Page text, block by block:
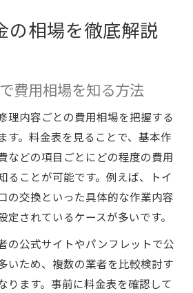
ナンス業者の信頼性を見抜く
から見る安心できる依頼先選
表を活用した賢い比較方法
対応範囲やサービス内容の確
表の見方と活用ポイント
テナンス費用の内訳を詳しく紹
の相場を徹底解説
費用相場を知る方法
理内容ごとの費用相場を把握する
す。料金表を見ることで、基本作
などの項目ごとにどの程度の費用
ることが可能です。例えば、トイ
の交換といった具体的な作業内容
定されているケースが多いです。
の公式サイトやパンフレットで公
いため、複数の業者を比較検討す
ります。事前に料金表を確認して